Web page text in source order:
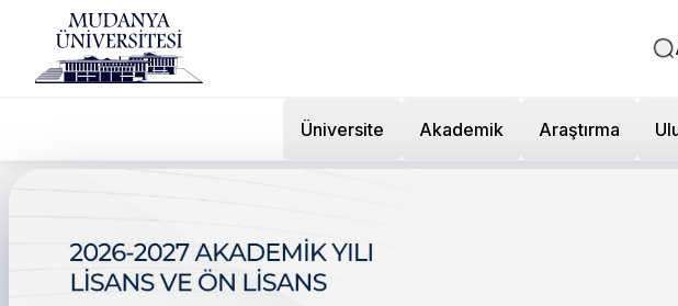
Üniversite Akademik Araştırma
Hakkımızda Öğrenci İşleri